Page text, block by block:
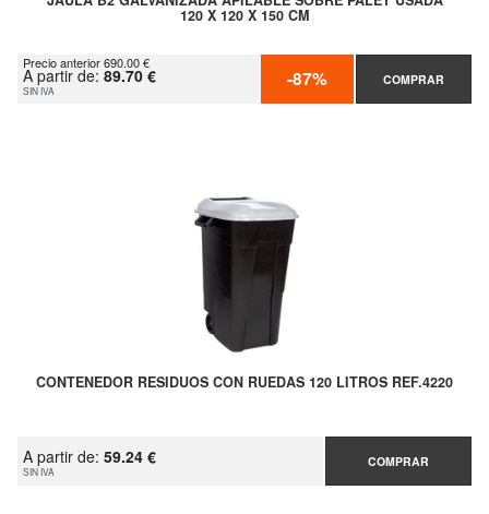
120 X 120 X 150 CM
Precio anterior 690.00 €
A partir de: 89.70 €
SIN IVA -87% COMPRAR
CONTENEDOR RESIDUOS CON RUEDAS 120 LITROS REF.4220
A partir de: 59.24 €
SIN IVA
COMPRAR